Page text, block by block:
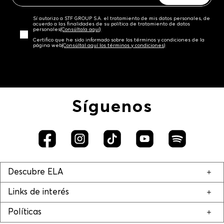
Sí autorizo a STF GROUP S.A. el tratamiento de mis datos personales, de
acuerdo a las finalidades de su política de tratamiento de datos
personales‎(Consúltala aquí)
Certifico que he sido informado sobre los términos y condiciones de la
página web‎(Consúltal aquí los términos y condiciones)
Síguenos
Descubre ELA
Links de interés
Políticas